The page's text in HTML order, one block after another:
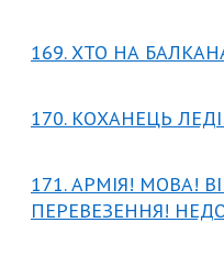
169. ХТО НА
170. КОХАНЕЦЬ
171. АРМІЯ! МОВА!
ПЕРЕВЕЗЕННЯ!